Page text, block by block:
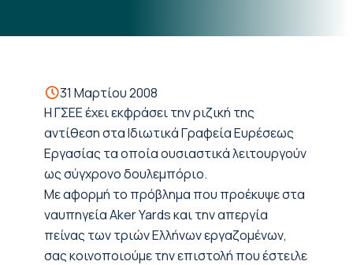
31 Μαρτίου 2008
Η ΓΣEΕ έχει εκφράσει την ριζική της
αντίθεση στα Ιδιωτικά Γραφεία Ευρέσεως
Εργασίας τα οποία ουσιαστικά λειτουργούν
ως σύγχρονο δουλεμπόριο.
Με αφορμή το πρόβλημα που προέκυψε στα
ναυπηγεία Aker Yards και την απεργία
πείνας των τριών Ελλήνων εργαζομένων,
σας κοινοποιούμε την επιστολή που έστειλε